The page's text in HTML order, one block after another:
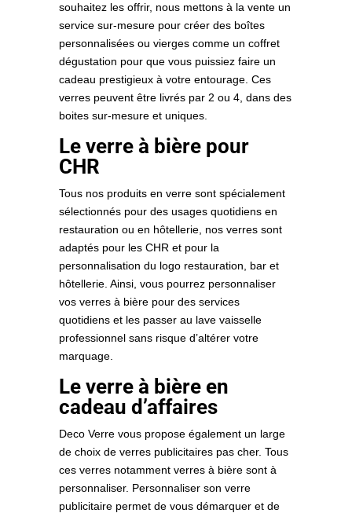
souhaitez les offrir, nous mettons à la vente un
service sur-mesure pour créer des boîtes
personnalisées ou vierges comme un coffret
dégustation pour que vous puissiez faire un
cadeau prestigieux à votre entourage. Ces
verres peuvent être livrés par 2 ou 4, dans des
boites sur-mesure et uniques.
Le verre à bière pour
CHR
Tous nos produits en verre sont spécialement
sélectionnés pour des usages quotidiens en
restauration ou en hôtellerie, nos verres sont
adaptés pour les CHR et pour la
personnalisation du logo restauration, bar et
hôtellerie. Ainsi, vous pourrez personnaliser
vos verres à bière pour des services
quotidiens et les passer au lave vaisselle
professionnel sans risque d’altérer votre
marquage.
Le verre à bière en
cadeau d’affaires
Deco Verre vous propose également un large
de choix de verres publicitaires pas cher. Tous
ces verres notamment verres à bière sont à
personnaliser. Personnaliser son verre
publicitaire permet de vous démarquer et de